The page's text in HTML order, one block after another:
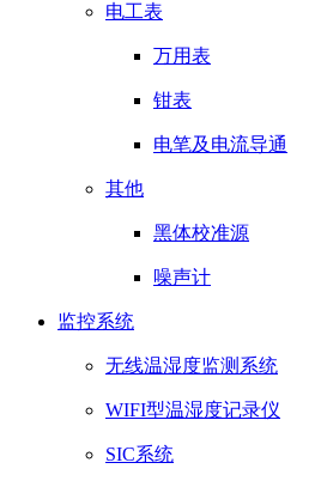
电工表
万用表
钳表
电笔及电流导通
其他
黑体校准源
噪声计
监控系统
无线温湿度监测系统
WIFI型温湿度记录仪
SIC系统